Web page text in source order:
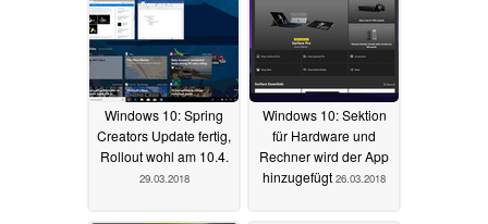
Windows 10: Spring
Creators Update fertig,
Rollout wohl am 10.4.
29.03.2018
Windows 10: Sektion
für Hardware und
Rechner wird der App
hinzugefügt 26.03.2018